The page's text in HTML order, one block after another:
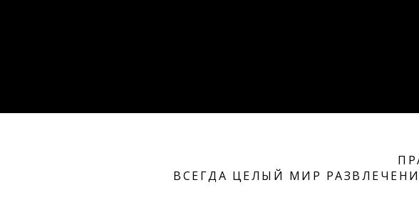
ВСЕГДА ЦЕЛЫЙ МИР